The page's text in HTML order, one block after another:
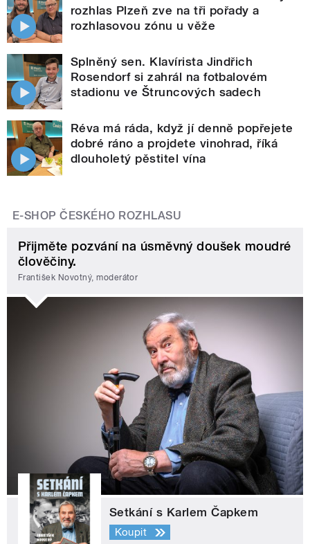
rozhlas Plzeň zve na tři pořady a
rozhlasovou zónu u věže
Splněný sen. Klavírista Jindřich
Rosendorf si zahrál na fotbalovém
stadionu ve Štruncových sadech
Réva má ráda, když jí denně popřejete
dobré ráno a projdete vinohrad, říká
dlouholetý pěstitel vína
E-SHOP ČESKÉHO ROZHLASU
Přijměte pozvání na úsměvný doušek moudré
člověčiny.
František Novotný, moderátor
Setkání s Karlem Čapkem
Koupit